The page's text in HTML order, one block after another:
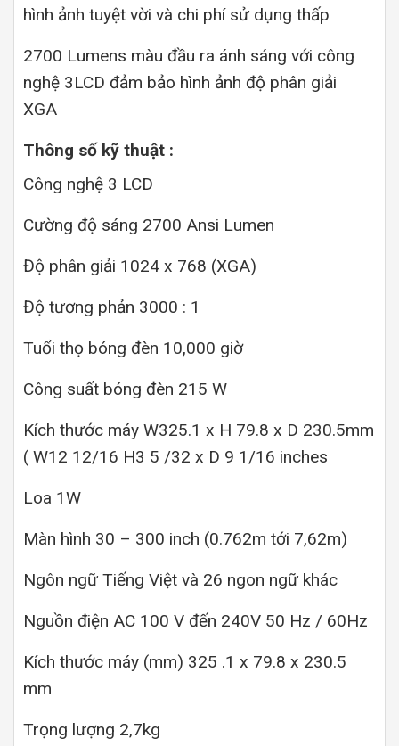
hình ảnh tuyệt vời và chi phí sử dụng thấp
2700 Lumens màu đầu ra ánh sáng với công
nghệ 3LCD đảm bảo hình ảnh độ phân giải
XGA
Thông số kỹ thuật :
Công nghệ 3 LCD
Cường độ sáng 2700 Ansi Lumen
Độ phân giải 1024 x 768 (XGA)
Độ tương phản 3000 : 1
Tuổi thọ bóng đèn 10,000 giờ
Công suất bóng đèn 215 W
Kích thước máy W325.1 x H 79.8 x D 230.5mm
( W12 12/16 H3 5 /32 x D 9 1/16 inches
Loa 1W
Màn hình 30 – 300 inch (0.762m tới 7,62m)
Ngôn ngữ Tiếng Việt và 26 ngon ngữ khác
Nguồn điện AC 100 V đến 240V 50 Hz / 60Hz
Kích thước máy (mm) 325 .1 x 79.8 x 230.5
mm
Trọng lượng 2,7kg